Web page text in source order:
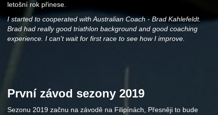
letošní rok přinese.
I started to cooperated with Australian Coach - Brad Kahlefeldt.
Brad had really good triathlon background and good coaching
experience. I can't wait for first race to see how I improve.
První závod sezony 2019
Sezonu 2019 začnu na závodě na Filipínách, Přesněji to bude